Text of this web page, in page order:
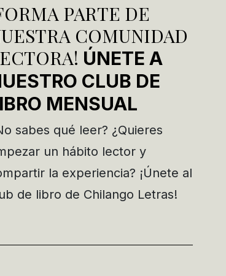
PARTE DE
COMUNIDAD
ÚNETE A
CLUB DE
MENSUAL
sabes qué leer? ¿Quieres
un hábito lector y
la experiencia? ¡Únete al
de libro de Chilango Letras!